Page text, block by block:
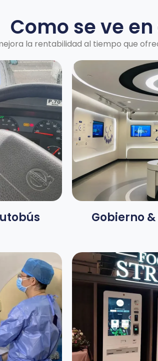
Como se ve
la rentabilidad al tiempo que
Gobierno